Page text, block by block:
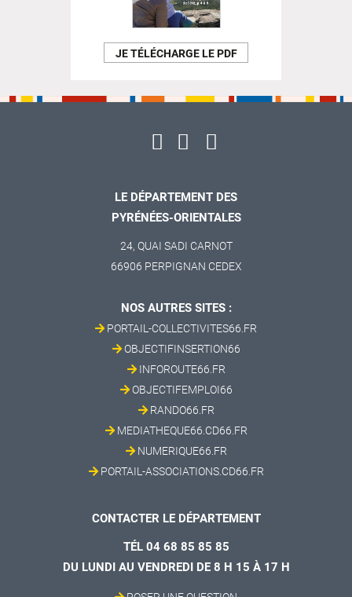
JE TÉLÉCHARGE LE PDF
LE DÉPARTEMENT DES
PYRÉNÉES-ORIENTALES
24, QUAI SADI CARNOT
66906 PERPIGNAN CEDEX
NOS AUTRES SITES :
PORTAIL-COLLECTIVITES66.FR
OBJECTIFINSERTION66
INFOROUTE66.FR
OBJECTIFEMPLOI66
RANDO66.FR
MEDIATHEQUE66.CD66.FR
NUMERIQUE66.FR
PORTAIL-ASSOCIATIONS.CD66.FR
CONTACTER LE DÉPARTEMENT
TÉL 04 68 85 85 85
DU LUNDI AU VENDREDI DE 8 H 15 À 17 H